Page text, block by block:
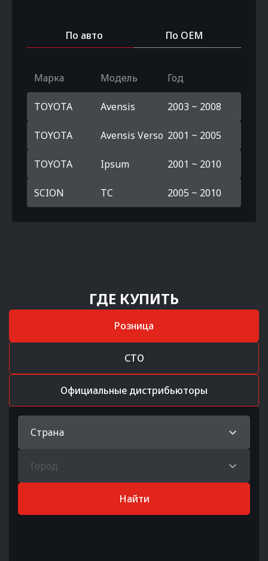
По авто По OEM
Марка Модель Год
TOYOTA Avensis 2003 ~ 2008
TOYOTA Avensis Verso 2001 ~ 2005
TOYOTA Ipsum 2001 ~ 2010
SCION TC 2005 ~ 2010
ГДЕ КУПИТЬ
Розница
СТО
Официальные дистрибьюторы
Страна
Город
Найти